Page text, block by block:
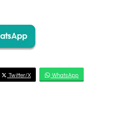
Twitter/X WhatsApp